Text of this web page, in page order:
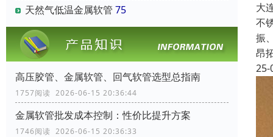
天然气低温金属软管 75
高压胶管、金属软管、回气软管选型总指南
1757阅读 2026-06-15 20:36:44
金属软管批发成本控制：性价比提升方案
1746阅读 2026-06-15 20:36:33
大
不
振
昂
25-